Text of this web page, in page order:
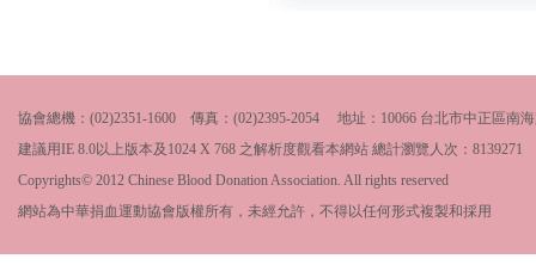
協會總機：(02)2351-1600 傳真：(02)2395-2054 地址：10066 台北市中正區南
建議用IE 8.0以上版本及1024 X 768 之解析度觀看本網站 總計瀏覽人次： 8139271
Copyrights© 2012 Chinese Blood Donation Association. All rights reserved
網站為中華捐血運動協會版權所有，未經允許，不得以任何形式複製和採用